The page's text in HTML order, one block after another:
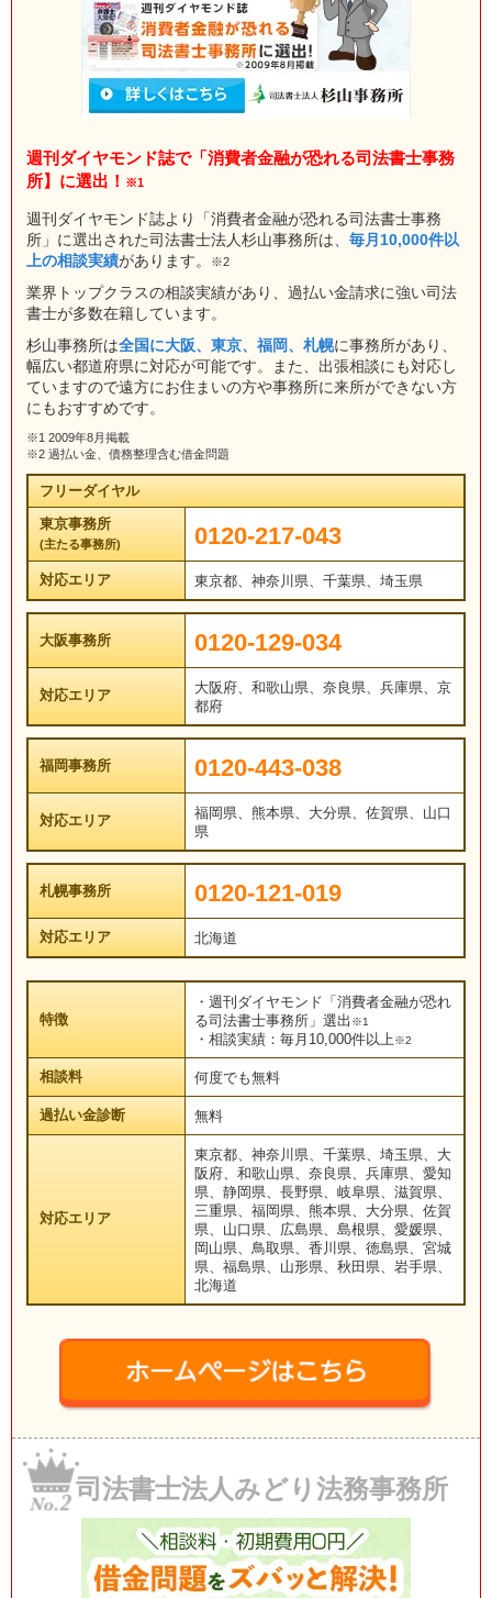
週刊ダイヤモンド誌で「消費者金融が恐れる司法書士事務
所】に選出！ ※1
週刊ダイヤモンド誌より「消費者金融が恐れる司法書士事務
所」に選出された司法書士法人杉山事務所は、 毎月10,000件以
上の相談実績があります。 ※2
業界トップクラスの相談実績があり、過払い金請求に強い司法
書士が多数在籍しています。
杉山事務所は全国に大阪、東京、福岡、札幌に事務所があり、
幅広い都道府県に対応が可能です。また、出張相談にも対応し
ていますので遠方にお住まいの方や事務所に来所ができない方
にもおすすめです。
※1 2009年8月掲載
※2 過払い金、債務整理含む借金問題
フリーダイヤル
東京事務所
(主たる事務所) 0120-217-043
対応エリア 東京都、神奈川県、千葉県、埼玉県
大阪事務所 0120-129-034
対応エリア
大阪府、和歌山県、奈良県、兵庫県、京
都府
福岡事務所 0120-443-038
対応エリア
福岡県、熊本県、大分県、佐賀県、山口
県
札幌事務所 0120-121-019
対応エリア 北海道
特徴
・週刊ダイヤモンド「消費者金融が恐れ
る司法書士事務所」選出 ※1
・相談実績：毎月10,000件以上※2
相談料 何度でも無料
過払い金診断 無料
対応エリア
東京都、神奈川県、千葉県、埼玉県、大
阪府、和歌山県、奈良県、兵庫県、愛知
県、静岡県、長野県、岐阜県、滋賀県、
三重県、福岡県、熊本県、大分県、佐賀
県、山口県、広島県、島根県、愛媛県、
岡山県、鳥取県、香川県、徳島県、宮城
県、福島県、山形県、秋田県、岩手県、
北海道
司法書士法人みどり法務事務所